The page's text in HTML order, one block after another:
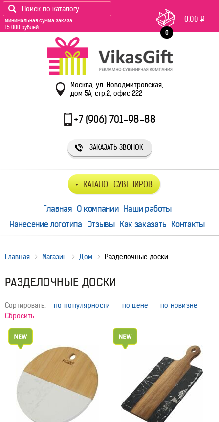
минимальная сумма заказа
15 000 рублей
0
0.00 Р
Москва, ул. Новодмитровская,
дом 5А, стр.2, офис 222
+7 (906) 701-98-88
ЗАКАЗАТЬ ЗВОНОК
КАТАЛОГ СУВЕНИРОВ
Главная О компании Наши работы
Нанесение логотипа Отзывы Как заказать Контакты
Главная Магазин Дом Разделочные доски
РАЗДЕЛОЧНЫЕ ДОСКИ
Сортировать: по популярности по цене
по новизне
Сбросить